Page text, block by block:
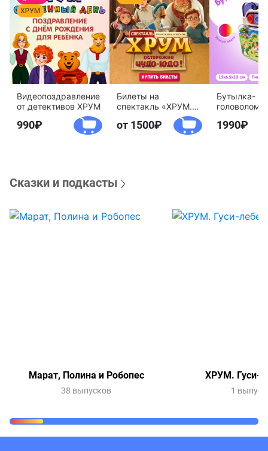
Видеопоздравление
от детективов ХРУМ
990
Билеты на
спектакль «ХРУМ.
Осторожно, Чудо-
Юдо!»
от 1500
Бутылка-
агентство
1990
Сказки и подкасты
Марат, Полина и Робопес
38 выпусков
ХРУМ. Гуси-
1 выпуск